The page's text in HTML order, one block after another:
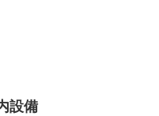
設備